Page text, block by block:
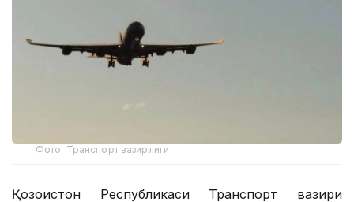
Фото: Транспорт вазирлиги
Қозоғистон Республикаси Транспорт вазири